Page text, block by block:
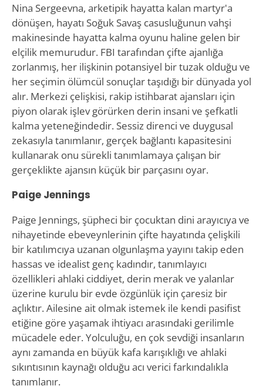
Nina Sergeevna, arketipik hayatta kalan martyr'a
dönüşen, hayatı Soğuk Savaş casusluğunun vahşi
makinesinde hayatta kalma oyunu haline gelen bir
elçilik memurudur. FBI tarafından çifte ajanlığa
zorlanmış, her ilişkinin potansiyel bir tuzak olduğu ve
her seçimin ölümcül sonuçlar taşıdığı bir dünyada yol
alır. Merkezi çelişkisi, rakip istihbarat ajansları için
piyon olarak işlev görürken derin insani ve şefkatli
kalma yeteneğindedir. Sessiz direnci ve duygusal
zekasıyla tanımlanır, gerçek bağlantı kapasitesini
kullanarak onu sürekli tanımlamaya çalışan bir
gerçeklikte ajansın küçük bir parçasını oyar.
Paige Jennings
Paige Jennings, şüpheci bir çocuktan dini arayıcıya ve
nihayetinde ebeveynlerinin çifte hayatında çelişkili
bir katılımcıya uzanan olgunlaşma yayını takip eden
hassas ve idealist genç kadındır, tanımlayıcı
özellikleri ahlaki ciddiyet, derin merak ve yalanlar
üzerine kurulu bir evde özgünlük için çaresiz bir
açlıktır. Ailesine ait olmak istemek ile kendi pasifist
etiğine göre yaşamak ihtiyacı arasındaki gerilimle
mücadele eder. Yolculuğu, en çok sevdiği insanların
aynı zamanda en büyük kafa karışıklığı ve ahlaki
sıkıntısının kaynağı olduğu acı verici farkındalıkla
tanımlanır.